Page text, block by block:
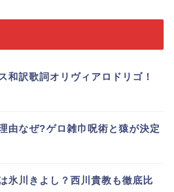
和訳歌詞オリヴィアロドリゴ！
由なぜ?ゲロ雑巾呪術と猿が決定
氷川きよし？西川貴教も徹底比